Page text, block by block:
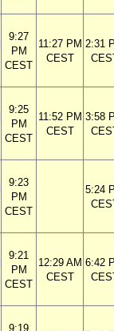
9:27
PM
CEST
11:27 PM
CEST
2:31
9:25
PM
CEST
11:52 PM
CEST
3:58
9:23
PM
CEST
5:24
9:21
PM
CEST
12:29 AM
CEST
6:42
9:19